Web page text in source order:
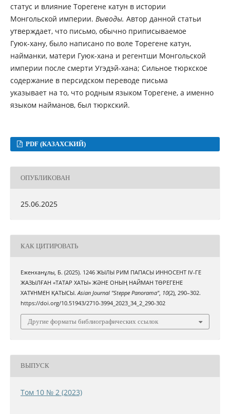
статус и влияние Торегене катун в истории
Монгольской империи. Выводы. Автор данной статьи
утверждает, что письмо, обычно приписываемое
Гуюк-хану, было написано по воле Торегене катун,
найманки, матери Гуюк-хана и регентши Монгольской
империи после смерти Угэдэй-хана; Сильное тюркское
содержание в персидском переводе письма
указывает на то, что родным языком Торегене, а именно
языком найманов, был тюркский.
PDF (КАЗАХСКИЙ)
ОПУБЛИКОВАН
25.06.2025
КАК ЦИТИРОВАТЬ
Еженханұлы, Б. (2025). 1246 ЖЫЛЫ РИМ ПАПАСЫ ИННОСЕНТ IV-ГЕ
ЖАЗЫЛҒАН «ТАТАР ХАТЫ» ЖӘНЕ ОНЫҢ НАЙМАН ТӨРЕГЕНЕ
ХАТҰНМЕН ҚАТЫСЫ.Asian Journal "Steppe Panorama", 10(2), 290–302.
https://doi.org/10.51943/2710-3994_2023_34_2_290-302
Другие форматы библиографических ссылок
ВЫПУСК
Том 10 № 2 (2023)